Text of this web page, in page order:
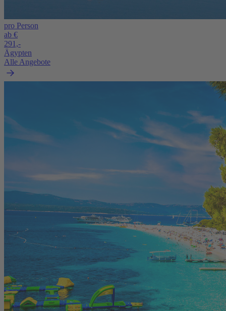
pro Person
ab €
291,-
Ägypten
Alle Angebote